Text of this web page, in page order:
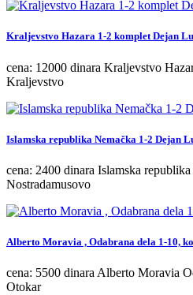
Kraljevstvo Hazara 1-2 komplet Dejan
cena: 12000 dinara Kraljevstvo
Kraljevstvo
Islamska republika Nemačka 1-2 Dejan
cena: 2400 dinara Islamska
Nostradamusovo
Alberto Moravia , Odabrana dela 1-10,
cena: 5500 dinara Alberto Moravia
Otokar